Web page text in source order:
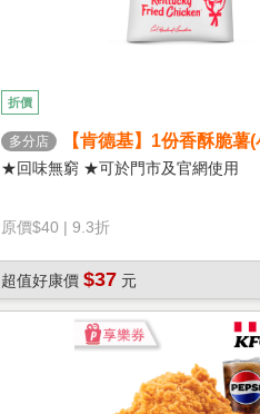
折價
多分店 【肯德基】1份香酥脆薯
★回味無窮 ★可於門市及官網使用
原價$40 | 9.3折
超值好康價 $37 元